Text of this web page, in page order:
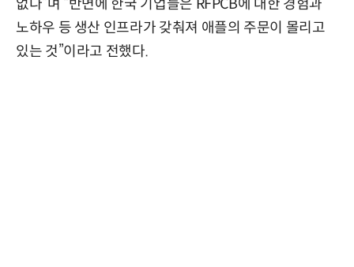
없다”며 “반면에 한국 기업들은 RFPCB에 대한 경험과
노하우 등 생산 인프라가 갖춰져 애플의 주문이 몰리고
있는 것”이라고 전했다.